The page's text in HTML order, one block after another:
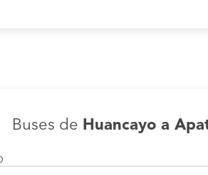
Buses de Huancayo a